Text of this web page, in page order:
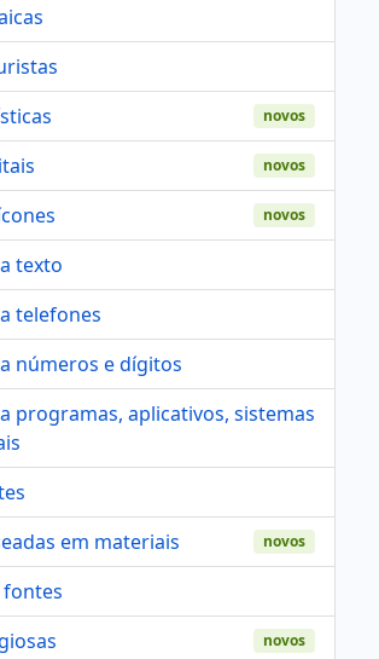
novos
novos
novos
texto
telefones
números e dígitos
programas, aplicativos, sistemas
em materiais
novos
fontes
novos